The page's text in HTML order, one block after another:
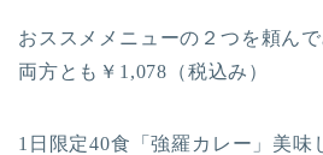
おススメメニューの２つを頼んで
両方とも￥1,078（税込み）
1日限定40食「強羅カレー」美味